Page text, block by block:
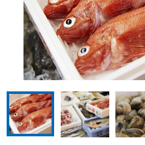
サムネイル：樋徳商店1
サムネイ